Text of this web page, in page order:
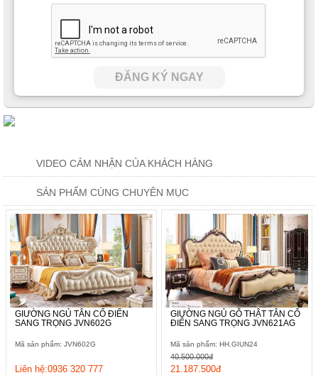
tiết hoa lá cỡ lớn sơn nhũ vàng nên càng mang đến cảm giác
sang trọng, đẳng cấp bậc nhất. Trở thành một điểm nhấn đầy
ấn tượng cho toàn tổng thể bộ sản phẩm.
ĐĂNG KÝ NGAY
VIDEO CẢM NHẬN CỦA KHÁCH HÀNG
SẢN PHẨM CÙNG CHUYÊN MỤC
GIƯỜNG NGỦ TÂN CỔ ĐIỂN
SANG TRỌNG JVN602G
Mã sản phẩm: JVN602G
Liên hệ:0936 320 777
GIƯỜNG NGỦ GỖ THẬT TÂN CỔ
ĐIỂN SANG TRỌNG JVN621AG
Mã sản phẩm: HH.GIUN24
21.187.500đ
40.500.000đ